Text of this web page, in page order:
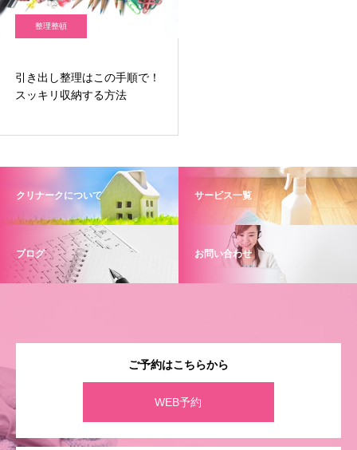
整理整頓
引き出し整理はこの手順で！
スッキリ収納する方法
クリナークについて サービス一覧
ブログ お問い合わせ
ご予約はこちらから
WEB予約